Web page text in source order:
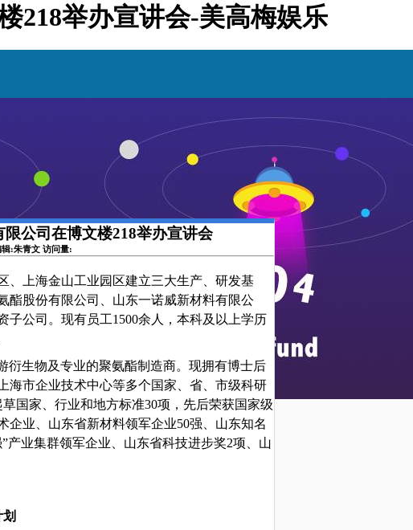
218举办宣讲会-美高梅娱乐
公司在博文楼218举办宣讲会
:朱青文 访问量:
、上海金山工业园区建立三大生产、研发基
酯股份有限公司、山东一诺威新材料有限公
子公司。 现有员工1500余人，本科及以上学历
衍生物及专业的聚氨酯制造商。现拥有博士后
海市企业技术中心等多个国家、省、市级科研
国家、行业和地方标准30项，先后荣获国家级
业、山东省新材料领军企业50强、山东知名
业集群领军企业、山东省科技进步奖2项、山